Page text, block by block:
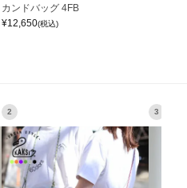
カンドバッグ 4FB
¥12,650(税込)
2 3